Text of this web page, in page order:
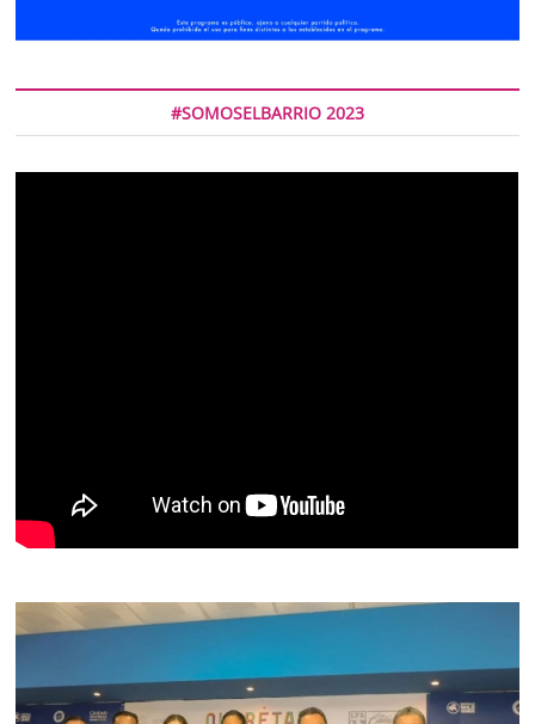
#SOMOSELBARRIO 2023